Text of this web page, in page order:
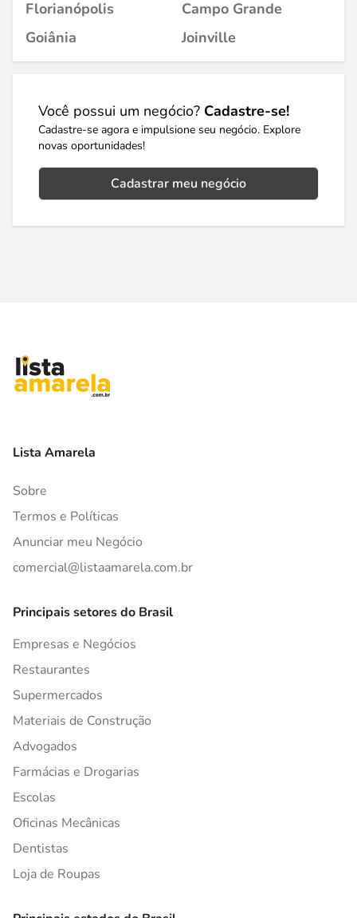
Florianópolis
Campo Grande
Goiânia
Joinville
Você possui um negócio? Cadastre-se!
Cadastre-se agora e impulsione seu negócio. Explore
novas oportunidades!
Cadastrar meu negócio
Lista Amarela
Sobre
Termos e Políticas
Anunciar meu Negócio
comercial@listaamarela.com.br
Principais setores do Brasil
Empresas e Negócios
Restaurantes
Supermercados
Materiais de Construção
Advogados
Farmácias e Drogarias
Escolas
Oficinas Mecânicas
Dentistas
Loja de Roupas